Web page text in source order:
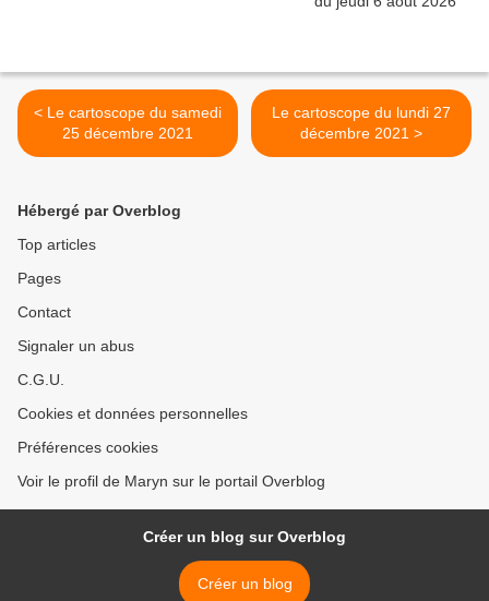
< Le cartoscope du samedi
25 décembre 2021
Le cartoscope du lundi 27
décembre 2021 >
Hébergé par Overblog
Top articles
Pages
Contact
Signaler un abus
C.G.U.
Cookies et données personnelles
Préférences cookies
Voir le profil de Maryn sur le portail Overblog
Créer un blog sur Overblog
Créer un blog